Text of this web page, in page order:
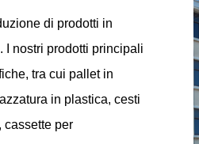
di prodotti in
I nostri prodotti principali
tra cui pallet in
in plastica, cesti
cassette per